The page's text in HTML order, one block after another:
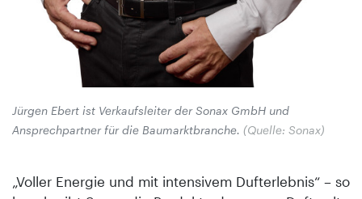
Jürgen Ebert ist Verkaufsleiter der Sonax GmbH und
Ansprechpartner für die Baumarktbranche. (Quelle: Sonax)
„Voller Energie und mit intensivem Dufterlebnis“ – so